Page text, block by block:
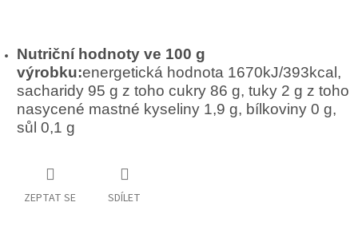
Nutriční hodnoty ve 100 g
výrobku:energetická hodnota 1670kJ/393kcal,
sacharidy 95 g z toho cukry 86 g, tuky 2 g z toho
nasycené mastné kyseliny 1,9 g, bílkoviny 0 g,
sůl 0,1 g
ZEPTAT SE SDÍLET